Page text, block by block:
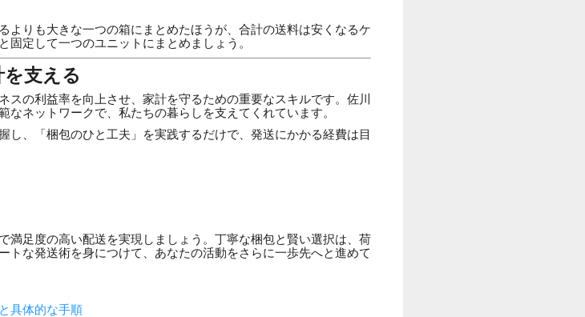
よりも大きな一つの箱にまとめたほうが、合計の送料は安くなるケ
定して一つのユニットにまとめましょう。
支える
の利益率を向上させ、家計を守るための重要なスキルです。佐川
ネットワークで、私たちの暮らしを支えてくれています。
し、「梱包のひと工夫」を実践するだけで、発送にかかる経費は目
満足度の高い配送を実現しましょう。丁寧な梱包と賢い選択は、荷
トな発送術を身につけて、あなたの活動をさらに一歩先へと進めて
具体的な手順